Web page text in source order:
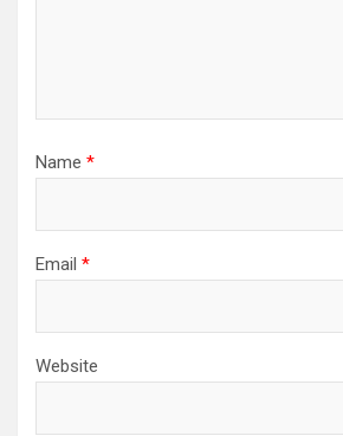
Name *
Email *
Website